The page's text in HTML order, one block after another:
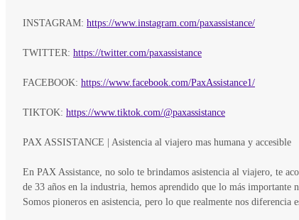
INSTAGRAM: https://www.instagram.com/paxassistance/
TWITTER: https://twitter.com/paxassistance
FACEBOOK: https://www.facebook.com/PaxAssistance1/
TIKTOK: https://www.tiktok.com/@paxassistance
PAX ASSISTANCE | Asistencia al viajero mas humana y accesible
En PAX Assistance, no solo te brindamos asistencia al viajero, te
de 33 años en la industria, hemos aprendido que lo más
Somos pioneros en asistencia, pero lo que realmente nos diferencia